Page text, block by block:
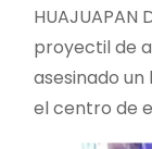
HUAJUAPAN
proyectil de
asesinado
el centro de